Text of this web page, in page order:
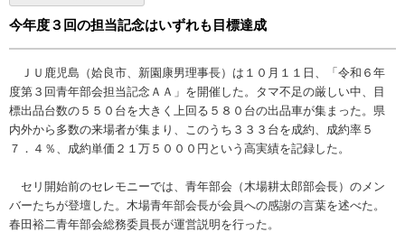
今年度３回の担当記念はいずれも目標達成
ＪＵ鹿児島（姶良市、新園康男理事長）は１０月１１日、「令和６年
度第３回青年部会担当記念ＡＡ」を開催した。タマ不足の厳しい中、目
標出品台数の５５０台を大きく上回る５８０台の出品車が集まった。県
内外から多数の来場者が集まり、このうち３３３台を成約、成約率５
７．４％、成約単価２１万５０００円という高実績を記録した。
セリ開始前のセレモニーでは、青年部会（木場耕太郎部会長）のメン
バーたちが登壇した。木場青年部会長が会員への感謝の言葉を述べた。
春田裕二青年部会総務委員長が運営説明を行った。